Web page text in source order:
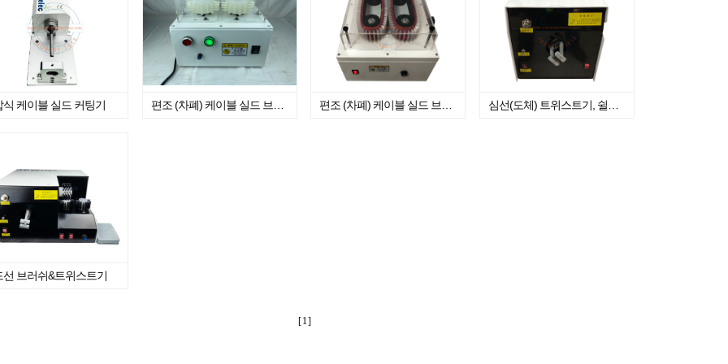
식 케이블 실드 커팅기 편조 (차폐) 케이블 실드 브러쉬기 편조 (차폐) 케이블 실드 브러쉬기 심선(도체) 트위스트기, 쉴드 트위스트기
선 브러쉬&트위스트기
[ 1 ]